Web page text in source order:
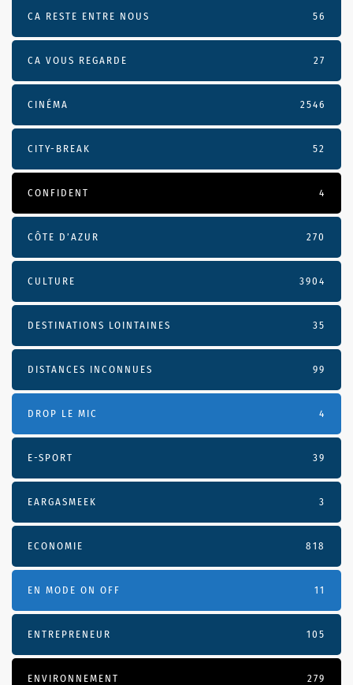
CA RESTE ENTRE NOUS 56
CA VOUS REGARDE 27
CINÉMA 2546
CITY-BREAK 52
CONFIDENT 4
CÔTE D’AZUR 270
CULTURE 3904
DESTINATIONS LOINTAINES 35
DISTANCES INCONNUES 99
DROP LE MIC 4
E-SPORT 39
EARGASMEEK 3
ECONOMIE 818
EN MODE ON OFF 11
ENTREPRENEUR 105
ENVIRONNEMENT 279